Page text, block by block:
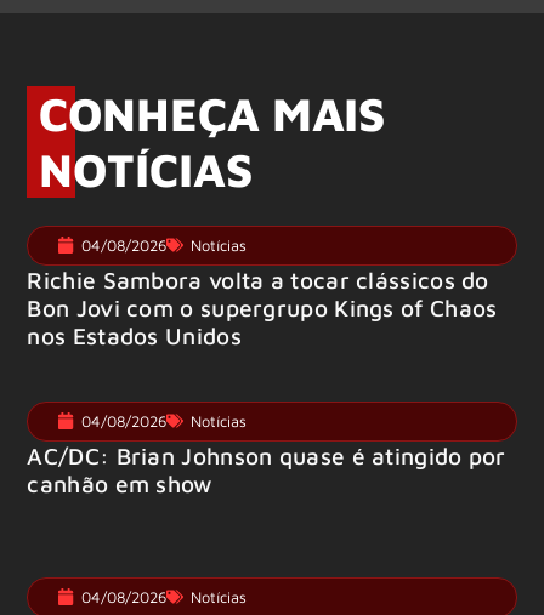
CONHEÇA MAIS
NOTÍCIAS
04/08/2026 Notícias
Richie Sambora volta a tocar clássicos do
Bon Jovi com o supergrupo Kings of Chaos
nos Estados Unidos
04/08/2026 Notícias
AC/DC: Brian Johnson quase é atingido por
canhão em show
04/08/2026 Notícias